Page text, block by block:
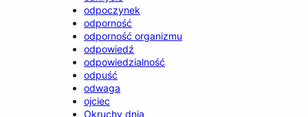
odpoczynek
odporność
odporność organizmu
odpowiedź
odpowiedzialność
odpuść
odwaga
ojciec
Okruchy dnia